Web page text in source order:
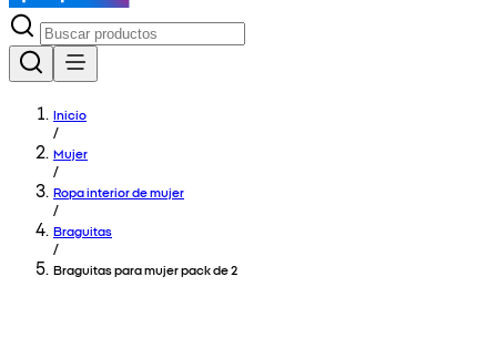
Inicio
/
Mujer
/
Ropa interior de mujer
/
Braguitas
/
Braguitas para mujer pack de 2